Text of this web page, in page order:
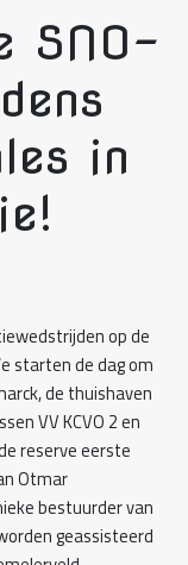
SNO-
in
op de
starten de dag om
de thuishaven
VV KCVO 2 en
reserve eerste
Otmar
bestuurder van
geassisteerd